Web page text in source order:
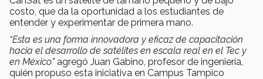
costo, que da la oportunidad a los estudiantes de
entender y experimentar de primera mano.
“Esta es una forma innovadora y eficaz de capacitación
hacia el desarrollo de satélites en escala real en el Tec y
en México”agregó Juan Gabino, profesor de ingeniería,
quién propuso esta iniciativa en Campus Tampico